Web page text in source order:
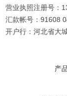
营业执照注册号：
汇款帐号：91608
开户行：河北省大
产